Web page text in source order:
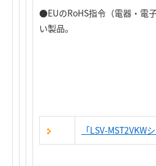
●EUのRoHS指令（電器・電
い製品。
「LSV-MST2VKW